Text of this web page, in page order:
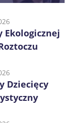
Dziecięcy